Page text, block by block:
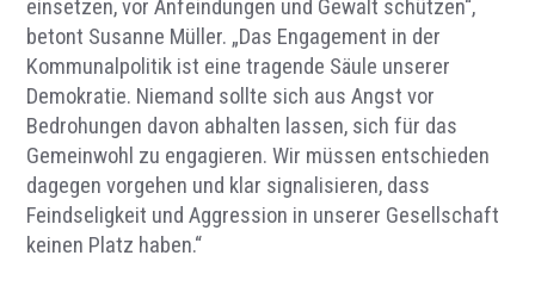
einsetzen, vor Anfeindungen und Gewalt schützen“,
betont Susanne Müller. „Das Engagement in der
Kommunalpolitik ist eine tragende Säule unserer
Demokratie. Niemand sollte sich aus Angst vor
Bedrohungen davon abhalten lassen, sich für das
Gemeinwohl zu engagieren. Wir müssen entschieden
dagegen vorgehen und klar signalisieren, dass
Feindseligkeit und Aggression in unserer Gesellschaft
keinen Platz haben.“